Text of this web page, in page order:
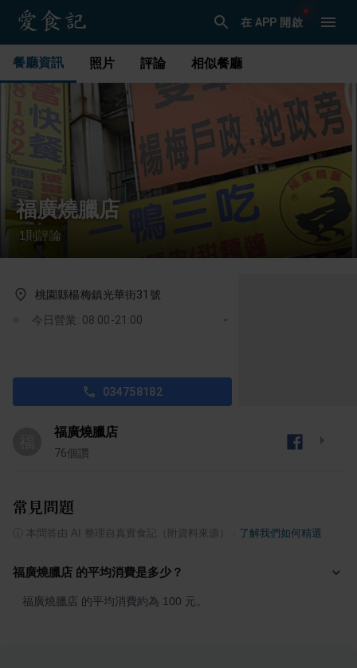
在 APP 開啟
餐廳資訊 照片 評論 相似餐廳
福廣燒臘店
·1 則評論
桃園縣楊梅鎮光華街31號
今日營業: 08:00-21:00
034758182
福廣燒臘店
76個讚
常見問題
本問答由 AI 整理自真實食記（附資料來源） 了解我們如何精選
福廣燒臘店 的平均消費是多少？
福廣燒臘店 的平均消費約為 100 元。